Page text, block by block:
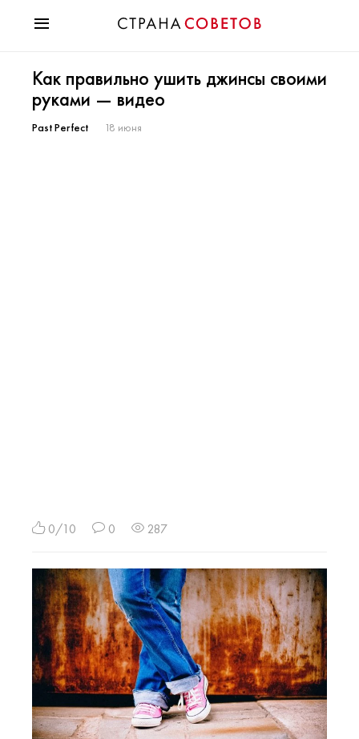
Мода
Звезды
Гороскопы
Как правильно ушить джинсы своими
руками — видео
Past Perfect 18 июня
0/10 0 287